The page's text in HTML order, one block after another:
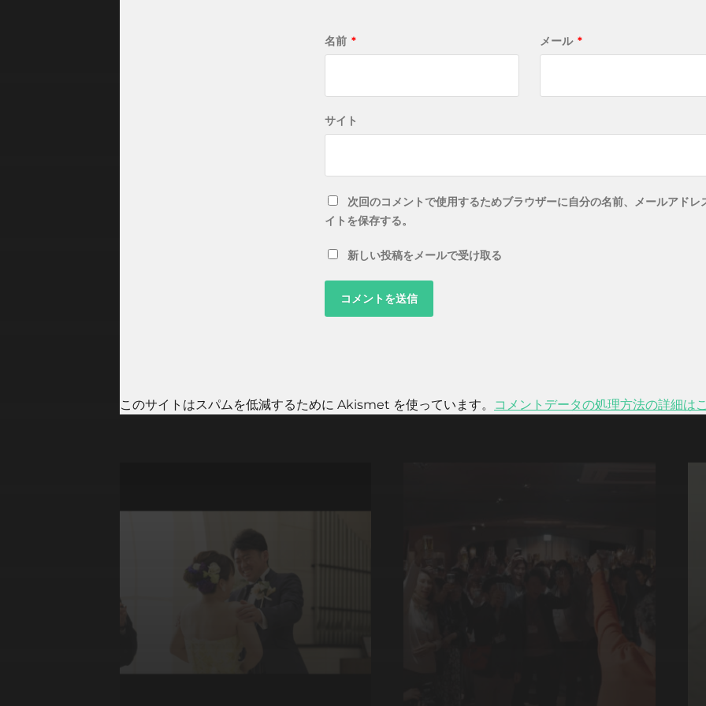
名前 * メール *
サイト
次回のコメントで使用するためブラウザーに自分の名前、メールアドレ
イトを保存する。
新しい投稿をメールで受け取る
このサイトはスパムを低減するために Akismet を使っています。 コメントデータの処理方法の詳細は